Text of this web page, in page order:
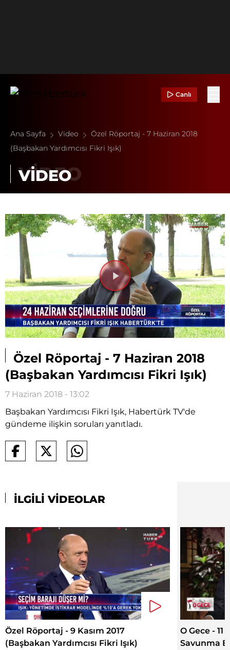
Canlı
Ana Sayfa Video
Özel Röportaj - 7 Haziran 2018
(Başbakan Yardımcısı Fikri Işık)
VİDEO
Videoyu
Oynat
Özel Röportaj - 7 Haziran 2018
(Başbakan Yardımcısı Fikri Işık)
7 Haziran 2018 - 13:02
Başbakan Yardımcısı Fikri Işık, Habertürk TV'de
gündeme ilişkin soruları yanıtladı.
İLGİLİ VİDEOLAR
Özel Röportaj - 9 Kasım 2017
(Başbakan Yardımcısı Fikri Işık)
O Gece -
Savunma